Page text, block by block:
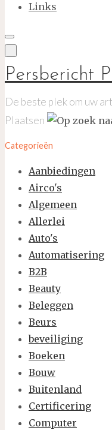
Links
Persbericht
De beste plek om uw
Plaatsen
Categorieën
Aanbiedingen
Airco's
Algemeen
Allerlei
Auto's
Automatisering
B2B
Beauty
Beleggen
Beurs
beveiliging
Boeken
Bouw
Buitenland
Certificering
Computer